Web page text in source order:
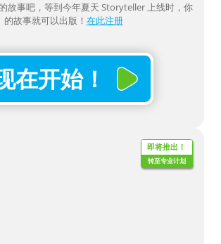
故事吧，等到今年夏天 Storyteller 上线时，你
的故事就可以出版！ 在此注册
在开始！
即将推出！
转至专业计划